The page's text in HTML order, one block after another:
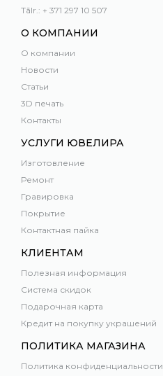
Tālr.: + 371 297 10 507
О КОМПАНИИ
О компании
Новости
Статьи
3D печать
Контакты
УСЛУГИ ЮВЕЛИРА
Изготовление
Ремонт
Гравировка
Покрытие
Контактная пайка
КЛИЕНТАМ
Полезная информация
Система скидок
Подарочная карта
Кредит на покупку украшений
ПОЛИТИКА МАГАЗИНА
Политика конфиденциальности